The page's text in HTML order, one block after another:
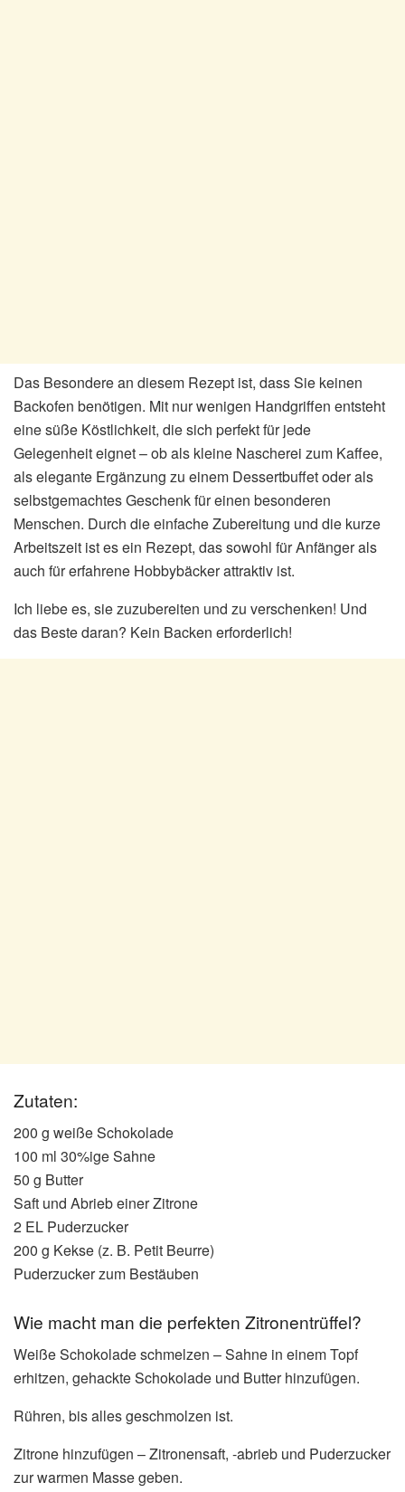
Das Besondere an diesem Rezept ist, dass Sie keinen
Backofen benötigen. Mit nur wenigen Handgriffen entsteht
eine süße Köstlichkeit, die sich perfekt für jede
Gelegenheit eignet – ob als kleine Nascherei zum Kaffee,
als elegante Ergänzung zu einem Dessertbuffet oder als
selbstgemachtes Geschenk für einen besonderen
Menschen. Durch die einfache Zubereitung und die kurze
Arbeitszeit ist es ein Rezept, das sowohl für Anfänger als
auch für erfahrene Hobbybäcker attraktiv ist.
Ich liebe es, sie zuzubereiten und zu verschenken! Und
das Beste daran? Kein Backen erforderlich!
Zutaten:
200 g weiße Schokolade
100 ml 30%ige Sahne
50 g Butter
Saft und Abrieb einer Zitrone
2 EL Puderzucker
200 g Kekse (z. B. Petit Beurre)
Puderzucker zum Bestäuben
Wie macht man die perfekten Zitronentrüffel?
Weiße Schokolade schmelzen – Sahne in einem Topf
erhitzen, gehackte Schokolade und Butter hinzufügen.
Rühren, bis alles geschmolzen ist.
Zitrone hinzufügen – Zitronensaft, -abrieb und Puderzucker
zur warmen Masse geben.